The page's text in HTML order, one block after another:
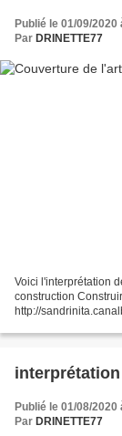
Publié le 01/09/2020
Par DRINETTE77
Voici l'interprétation
construction
http://
http://
Publié le 01/08/2020
Par DRINETTE77